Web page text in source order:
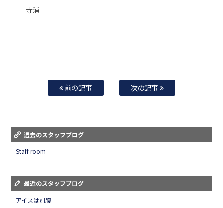
寺浦
前の記事 次の記事
過去のスタッフブログ
Staff room
最近のスタッフブログ
アイスは別腹